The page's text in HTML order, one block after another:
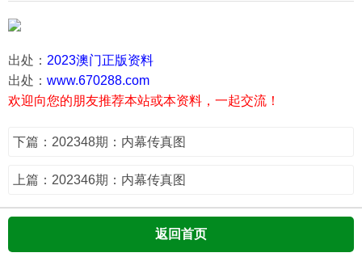
出处： 2023澳门正版资料
出处： www.670288.com
欢迎向您的朋友推荐本站或本资料，一起交流！
下篇：202348期：内幕传真图
上篇：202346期：内幕传真图
返回首页